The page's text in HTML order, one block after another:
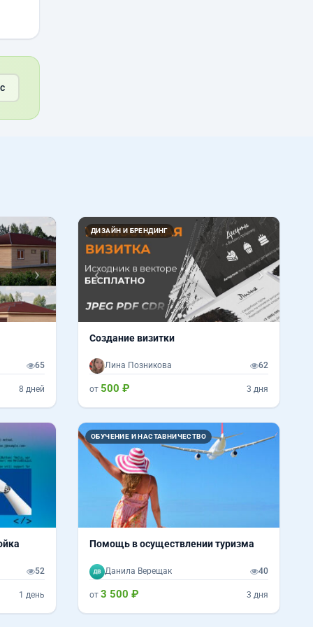
Вперед
65
8 дней
ДИЗАЙН И БРЕНДИНГ
Назад Вперед
Создание визитки
Лина Позникова 62
от 500 ₽ 3 дня
52
1 день
ОБУЧЕНИЕ И НАСТАВНИЧЕСТВО
Помощь в осуществлении туризма
Данила Верещак 40
от 3 500 ₽ 3 дня